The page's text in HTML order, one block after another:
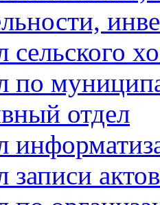
сельского
по
отдел
записи